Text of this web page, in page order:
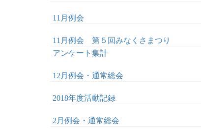
11月例会
11月例会 第５回みなくさまつり
アンケート集計
12月例会・通常総会
2018年度活動記録
2月例会・通常総会